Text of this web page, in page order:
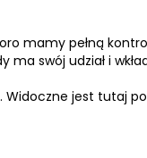
mamy pełną
swój udział i
Widoczne jest tutaj